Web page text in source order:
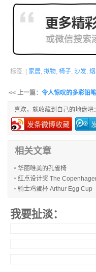
标签: [ 家居, 拟物, 椅子, 沙发,
<< 上一篇： 令人惊叹的多彩铅
喜欢，就收藏到自己的地盘吧：
发条微博收藏
相关文章
华丽唯美的孔雀椅
红点设计奖 The
骑士鸡蛋杯 Arthur Egg Cup
我要扯淡：